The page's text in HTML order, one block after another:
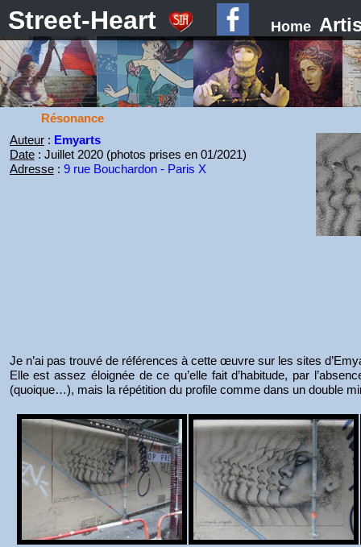
Street-Heart Home
Résonance
Auteur: Emyarts
Date: Juillet 2020 (photos prises en 01/2021)
Adresse: 9 rue Bouchardon - Paris X
Je n’ai pas trouvé de références à cette œuvre sur les sites
Elle est assez éloignée de ce qu’elle fait d’habitude, par
(quoique…), mais la répétition du profile comme dans un double